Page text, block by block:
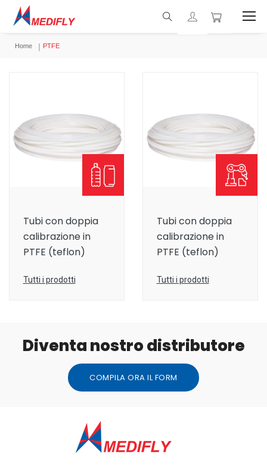
Home PTFE
Tubi con doppia
calibrazione in
PTFE (teflon)
Tutti i prodotti
Tubi con doppia
calibrazione in
PTFE (teflon)
Tutti i prodotti
Diventa nostro distributore
COMPILA ORA IL FORM